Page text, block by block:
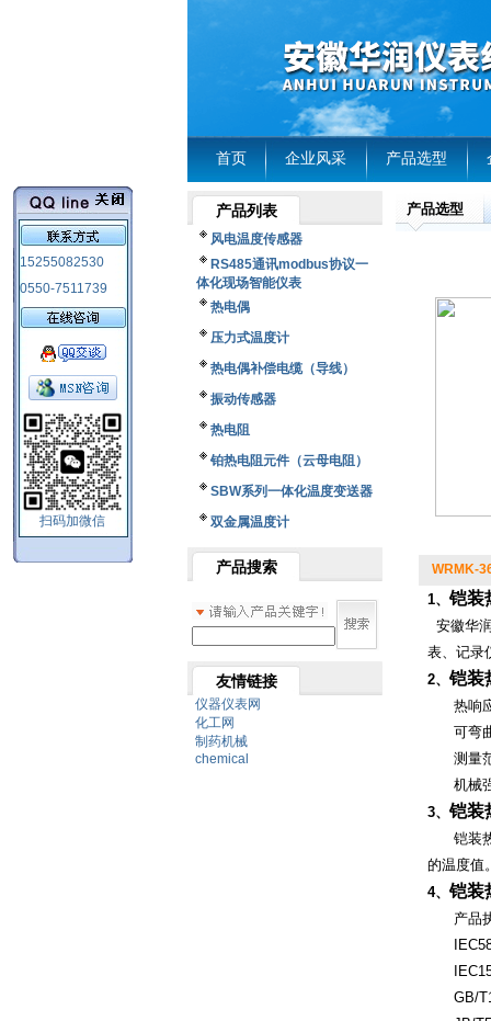
首页 企业风采 产品选型
15255082530
0550-7511739
扫码加微信
产品列表
风电温度传感器
RS485通讯modbus协议一
体化现场智能仪表
热电偶
压力式温度计
热电偶补偿电缆（导线）
振动传感器
热电阻
铂热电阻元件（云母电阻）
SBW系列一体化温度变送器
双金属温度计
产品搜索
友情链接
仪器仪表网
化工网
制药机械
chemical
产品选型
WRMK-
1、 铠装
安徽华
表、记录
2、 铠装
热响应
可弯曲
测量范
机械强
3、 铠装
铠装热
的温度值
4、 铠装
产品执
GB/